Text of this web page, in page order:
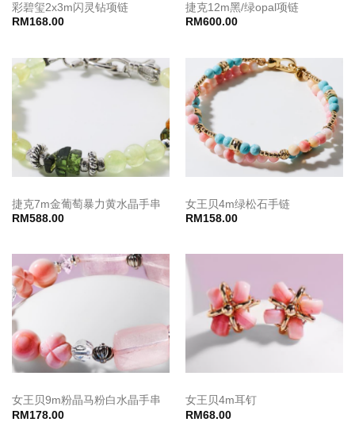
彩碧玺2x3m闪灵钻项链
RM 168.00
捷克12m黑/绿opal项链
RM 600.00
捷克7m金葡萄暴力黄水晶手串
RM 588.00
女王贝4m绿松石手链
RM 158.00
女王贝9m粉晶马粉白水晶手串
RM178.00
女王贝4m耳钉
RM68.00